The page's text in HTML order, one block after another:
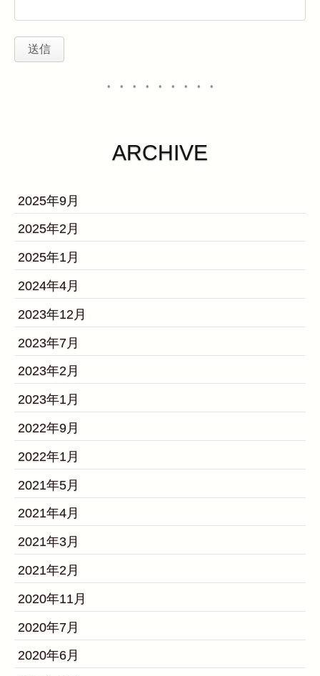
・・・・・・・・・
ARCHIVE
2025年9月
2025年2月
2025年1月
2024年4月
2023年12月
2023年7月
2023年2月
2023年1月
2022年9月
2022年1月
2021年5月
2021年4月
2021年3月
2021年2月
2020年11月
2020年7月
2020年6月